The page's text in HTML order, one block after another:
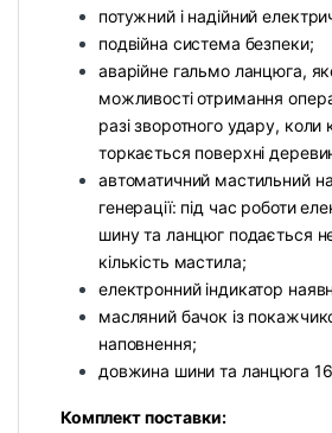
потужний і надійний
подвійна система безпеки;
аварійне гальмо ланцюга,
можливості отримання
разі зворотного удару, коли
торкається поверхні
автоматичний мастильний
генерації: під час роботи
шину та ланцюг подається
кількість мастила;
електронний індикатор
масляний бачок із
наповнення;
довжина шини та ланцюга
Комплект поставки: